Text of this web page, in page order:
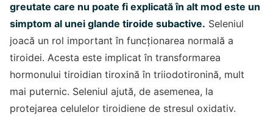
greutate care nu poate fi explicată în alt mod este un
simptom al unei glande tiroide subactive. Seleniul
joacă un rol important în funcționarea normală a
tiroidei. Acesta este implicat în transformarea
hormonului tiroidian tiroxină în triiodotironină, mult
mai puternic. Seleniul ajută, de asemenea, la
protejarea celulelor tiroidiene de stresul oxidativ.